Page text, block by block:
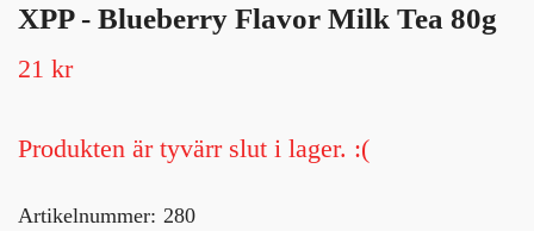
XPP - Blueberry Flavor Milk Tea 80g
21 kr
Produkten är tyvärr slut i lager. :(
Artikelnummer: 280